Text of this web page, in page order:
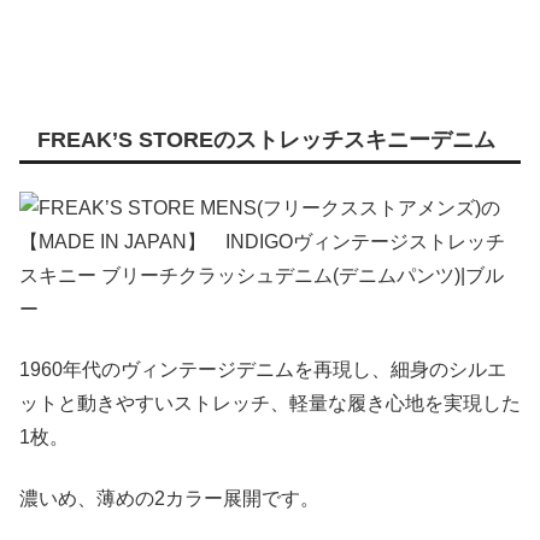
FREAK’S STOREのストレッチスキニーデニム
1960年代のヴィンテージデニムを再現し、細身のシルエ
ットと動きやすいストレッチ、軽量な履き心地を実現した
1枚。
濃いめ、薄めの2カラー展開です。